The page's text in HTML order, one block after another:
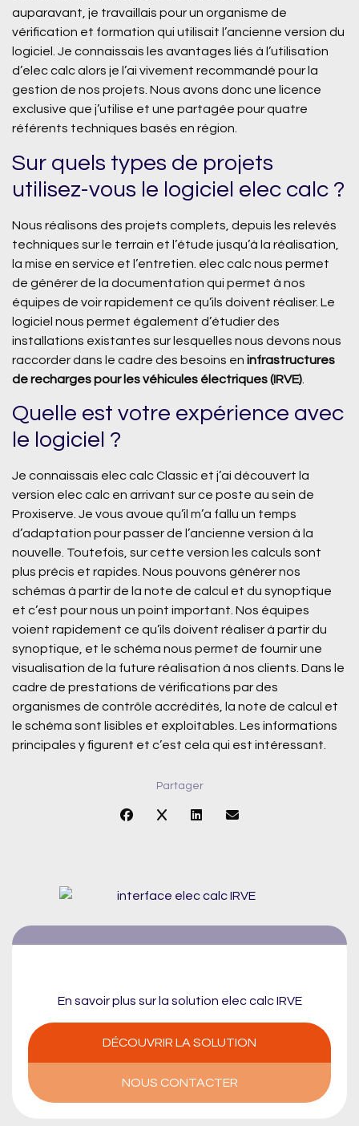
auparavant, je travaillais pour un organisme de
vérification et formation qui utilisait l’ancienne version du
logiciel. Je connaissais les avantages liés à l’utilisation
d’elec calc alors je l’ai vivement recommandé pour la
gestion de nos projets. Nous avons donc une licence
exclusive que j’utilise et une partagée pour quatre
référents techniques basés en région.
Sur quels types de projets
utilisez-vous le logiciel elec calc ?
Nous réalisons des projets complets, depuis les relevés
techniques sur le terrain et l’étude jusqu’à la réalisation,
la mise en service et l’entretien. elec calc nous permet
de générer de la documentation qui permet à nos
équipes de voir rapidement ce qu’ils doivent réaliser. Le
logiciel nous permet également d’étudier des
installations existantes sur lesquelles nous devons nous
raccorder dans le cadre des besoins en infrastructures
de recharges pour les véhicules électriques (IRVE)
Quelle est votre expérience avec
le logiciel ?
Je connaissais elec calc Classic et j’ai découvert la
version elec calc en arrivant sur ce poste au sein de
Proxiserve. Je vous avoue qu’il m’a fallu un temps
d’adaptation pour passer de l’ancienne version à la
nouvelle. Toutefois, sur cette version les calculs sont
plus précis et rapides. Nous pouvons générer nos
schémas à partir de la note de calcul et du synoptique
et c’est pour nous un point important. Nos équipes
voient rapidement ce qu’ils doivent réaliser à partir du
synoptique, et le schéma nous permet de fournir une
visualisation de la future réalisation à nos clients. Dans le
cadre de prestations de vérifications par des
organismes de contrôle accrédités, la note de calcul et
le schéma sont lisibles et exploitables. Les informations
principales y figurent et c’est cela qui est intéressant.
Partager
En savoir plus sur la solution elec calc IRVE
DÉCOUVRIR LA SOLUTION
NOUS CONTACTER